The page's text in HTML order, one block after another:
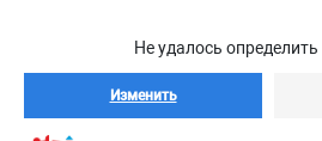
Не удалось
Изменить